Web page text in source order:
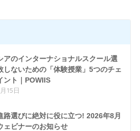
アのインターナショナルスクール選
しないための「体験授業」5つのチェ
ント｜POWIIS
15日
路選びに絶対に役に立つ! 2026年8月
ェビナーのお知らせ